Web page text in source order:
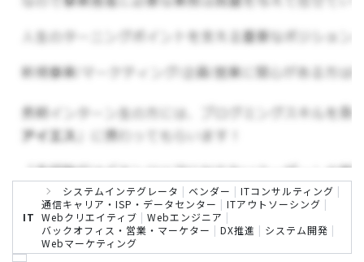
化するSFA（営業支援システム）を企業向けに行い
ます。コンサルティング業務を包括的にご担当いた
MA（マーケティングオートメーション）運
用代行全般
SFA（営業支援システム）導入及び運用支援
全般
お客様とのチャット対応
週1ミーティング参加、議事録作成
IT
システムインテグレータ | ベンダー | ITコンサルティング |
通信キャリア・ISP・データセンター | ITアウトソーシング |
Webクリエイティブ | Webエンジニア |
バックオフィス・営業・マーケター | DX推進 | システム開発 |
Webマーケティング